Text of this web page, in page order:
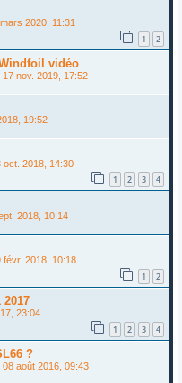
2020, 11:31
1 2
vidéo
17 nov. 2019, 17:52
19:52
oct. 2018, 14:30
1 2 3 4
2018, 10:14
févr. 2018, 10:18
1 2
2017
23:04
1 2 3 4
?
08 août 2016, 09:43